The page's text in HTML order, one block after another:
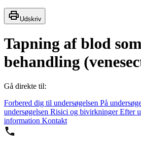
Udskriv
Tapning af blod
behandling
Gå direkte til:
Forbered dig til undersøgelsen På
undersøgelsen Risici og bivirkningerEfter
information Kontakt